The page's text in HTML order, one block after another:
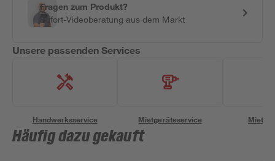
Fragen zum Produkt?
Sofort-Videoberatung aus dem Markt
Unsere passenden Services
Handwerksservice Mietgeräteservice
Häufig dazu gekauft